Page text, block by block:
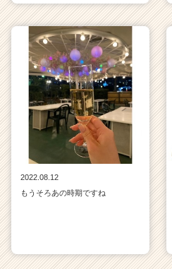
2022.08.12
もうそろあの時期ですね